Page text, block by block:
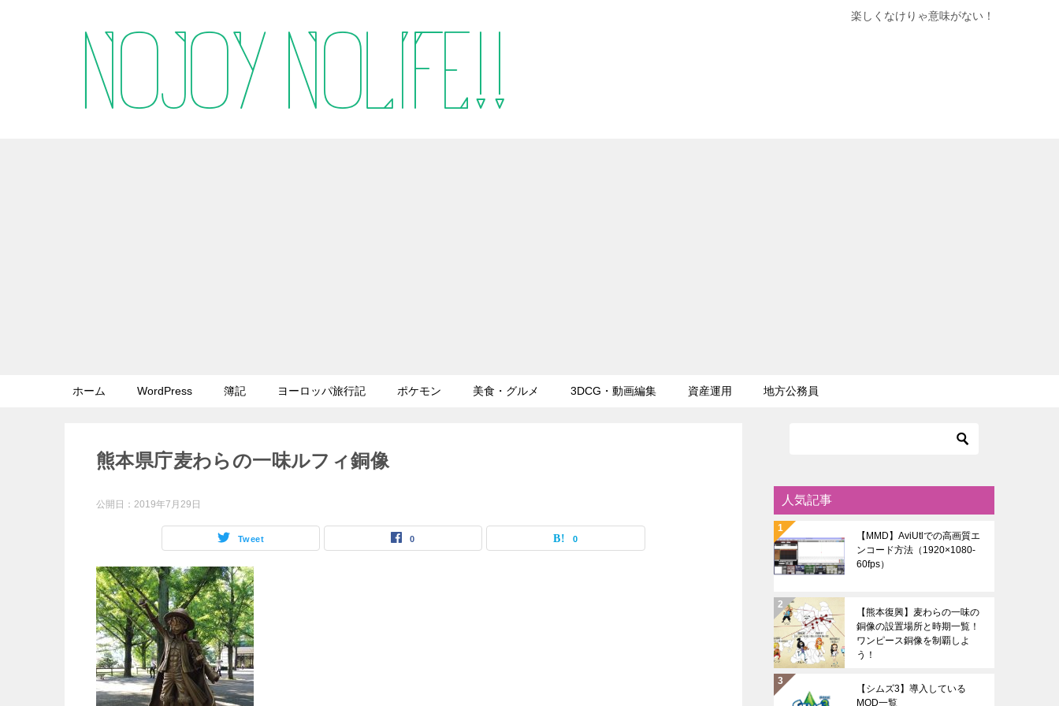
楽しくなけりゃ意味がない！
ホーム WordPress 簿記 ヨーロッパ旅行記 ポケモン 美食・グルメ 3DCG・動画編集 資産運用 地方公務員
熊本県庁麦わらの一味ルフィ銅像
公開日： 2019年7月29日
Tweet 0 0
人気記事
【MMD】AviUtlでの高画質エ
ンコード方法（1920×1080-
60fps）
【熊本復興】麦わらの一味の
銅像の設置場所と時期一覧！
ワンピース銅像を制覇しよ
う！
【シムズ3】導入している
MOD一覧